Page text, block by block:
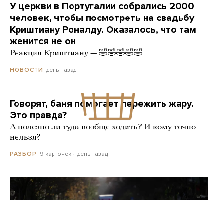
У церкви в Португалии собрались 2000
человек, чтобы посмотреть на свадьбу
Криштиану Роналду. Оказалось, что там
женится не он
Реакция Криштиану — 🤣🤣🤣🤣🤣
НОВОСТИ день назад
Говорят, баня помогает пережить жару.
Это правда?
А полезно ли туда вообще ходить? И кому точно
нельзя?
РАЗБОР 9 карточек день назад